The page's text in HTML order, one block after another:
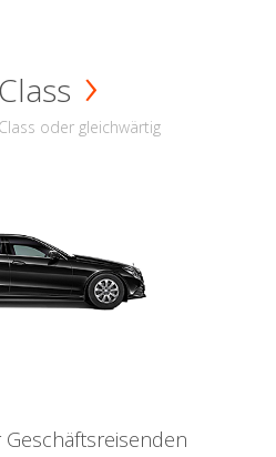
oder gleichwärtig
Geschäftsreisenden